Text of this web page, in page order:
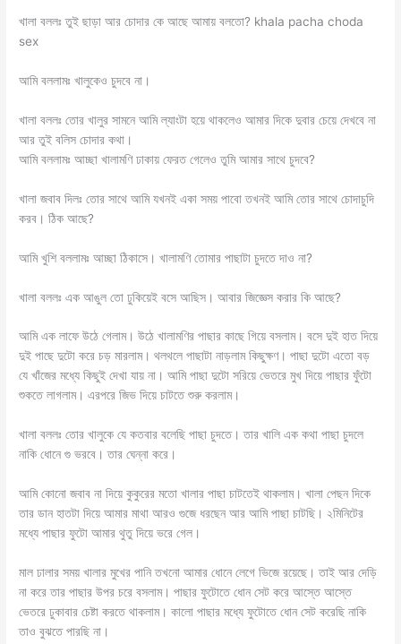
খালা বললঃ তুই ছাড়া আর চোদার কে আছে আমায় বলতো? khala pacha choda
sex
আমি বললামঃ খালুকেও চুদবে না।
খালা বললঃ তোর খালুর সামনে আমি ল্যাংটা হয়ে থাকলেও আমার দিকে দুবার চেয়ে দেখবে না
আর তুই বলিস চোদার কথা।
আমি বললামঃ আচ্ছা খালামণি ঢাকায় ফেরত গেলেও তুমি আমার সাথে চুদবে?
খালা জবাব দিলঃ তোর সাথে আমি যখনই একা সময় পাবো তখনই আমি তোর সাথে চোদাচুদি
করব। ঠিক আছে?
আমি খুশি বললামঃ আচ্ছা ঠিকাসে। খালামণি তোমার পাছাটা চুদতে দাও না?
খালা বললঃ এক আঙুল তো ঢুকিয়েই বসে আছিস। আবার জিজ্ঞেস করার কি আছে?
আমি এক লাফে উঠে গেলাম। উঠে খালামণির পাছার কাছে গিয়ে বসলাম। বসে দুই হাত দিয়ে
দুই পাছে দুটো করে চড় মারলাম। থলথলে পাছাটা নাড়লাম কিছুক্ষণ। পাছা দুটো এতো বড়
যে খাঁজের মধ্যে কিছুই দেখা যায় না। আমি পাছা দুটো সরিয়ে ভেতরে মুখ দিয়ে পাছার ফুঁটো
শুকতে লাগলাম। এরপরে জিভ দিয়ে চাটতে শুরু করলাম।
খালা বললঃ তোর খালুকে যে কতবার বলেছি পাছা চুদতে। তার খালি এক কথা পাছা চুদলে
নাকি ধোনে গু ভরবে। তার ঘেন্না করে।
আমি কোনো জবাব না দিয়ে কুকুরের মতো খালার পাছা চাটতেই থাকলাম। খালা পেছন দিকে
তার ডান হাতটা দিয়ে আমার মাথা আরও গুজে ধরছেন আর আমি পাছা চাটছি। ২মিনিটের
মধ্যে পাছার ফুটো আমার থুতু দিয়ে ভরে গেল।
মাল ঢালার সময় খালার মুখের পানি তখনো আমার ধোনে লেগে ভিজে রয়েছে। তাই আর দেড়ি
না করে তার পাছার উপর চরে বসলাম। পাছার ফুটোতে ধোন সেট করে আস্তে আস্তে
ভেতরে ঢুকাবার চেষ্টা করতে থাকলাম। কালো পাছার মধ্যে ফুটোতে ধোন সেট করেছি নাকি
তাও বুঝতে পারছি না।